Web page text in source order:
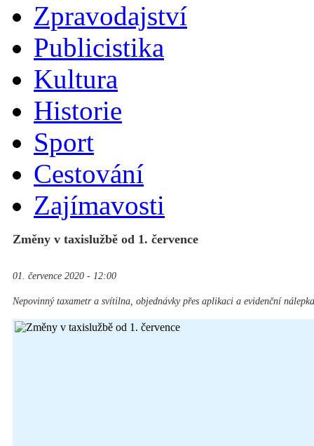
Zpravodajství
Publicistika
Kultura
Historie
Sport
Cestování
Zajímavosti
Změny v taxislužbě od 1. července
01. července 2020 - 12:00
Nepovinný taxametr a svítilna, objednávky přes aplikaci a evidenční nálepka